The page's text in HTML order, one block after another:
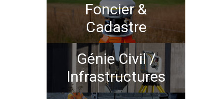
Foncier &
Cadastre
Génie Civil /
Infrastructures